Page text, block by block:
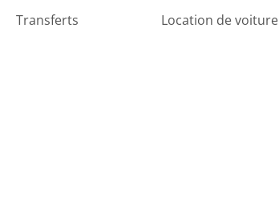
Transferts Location de voiture